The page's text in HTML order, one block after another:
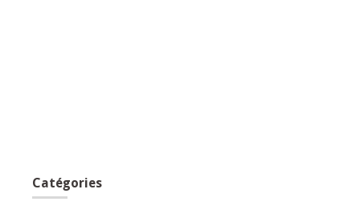
Catégories